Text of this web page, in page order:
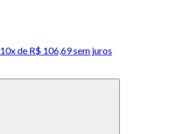
10x de R$ 106,69 sem juros